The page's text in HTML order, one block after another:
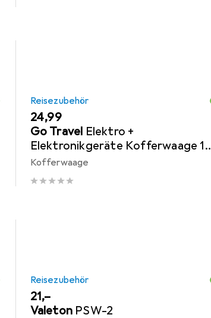
Reisezubehör
EUR
24,99
Go Travel Elektro +
Elektronikgeräte Kofferwaage 12
cm mit Massband und
Wasserwaage
Kofferwaage
Reisezubehör
EUR
21,–
Valeton PSW-2